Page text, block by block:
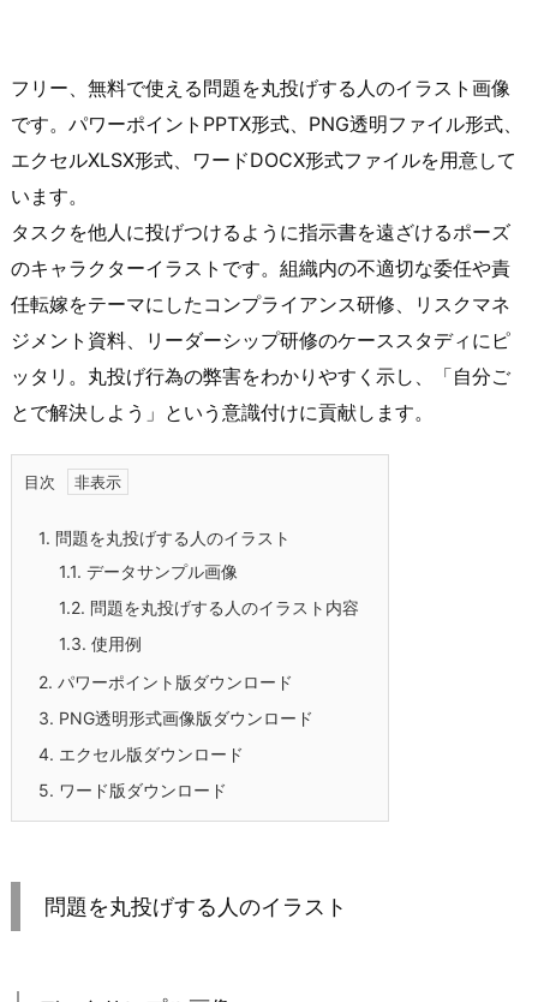
フリー、無料で使える問題を丸投げする人のイラスト画像
です。パワーポイントPPTX形式、PNG透明ファイル形式、
エクセルXLSX形式、ワードDOCX形式ファイルを用意して
います。
タスクを他人に投げつけるように指示書を遠ざけるポーズ
のキャラクターイラストです。組織内の不適切な委任や責
任転嫁をテーマにしたコンプライアンス研修、リスクマネ
ジメント資料、リーダーシップ研修のケーススタディにピ
ッタリ。丸投げ行為の弊害をわかりやすく示し、「自分ご
とで解決しよう」という意識付けに貢献します。
目次
1. 問題を丸投げする人のイラスト
1.1. データサンプル画像
1.2. 問題を丸投げする人のイラスト内容
1.3. 使用例
2. パワーポイント版ダウンロード
3. PNG透明形式画像版ダウンロード
4. エクセル版ダウンロード
5. ワード版ダウンロード
問題を丸投げする人のイラスト